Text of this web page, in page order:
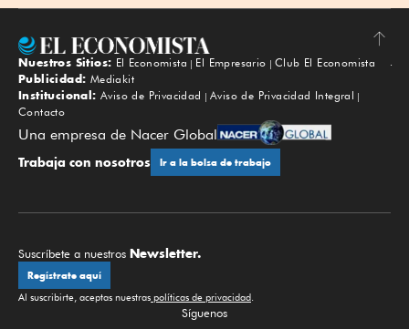
Subir
Nuestros Sitios: El Economista El Empresario
Club El Economista
Publicidad: Mediakit
Institucional: Aviso de Privacidad
Aviso de Privacidad Integral
Contacto
Una empresa de Nacer Global
Trabaja con nosotros Ir a la bolsa de trabajo
Suscríbete a nuestros Newsletter.
Regístrate aquí
Al suscribirte, aceptas nuestras políticas de privacidad.
Síguenos